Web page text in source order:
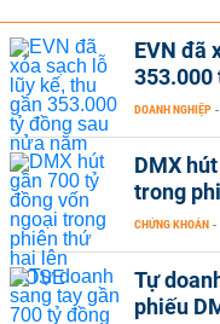
EVN đã
353.000
DOANH NGHIỆP -
DMX
trong
CHỨNG KHOÁN -
Tự
phiếu